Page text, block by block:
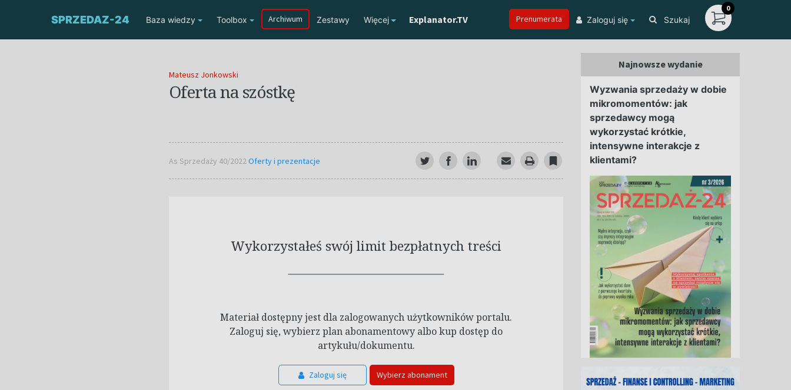
SPRZEDAZ-24 Baza wiedzy Toolbox Archiwum Zestawy Więcej Explanator.TV Prenumerata Zaloguj się Szukaj
0
Mateusz Jonkowski
Oferta na szóstkę
As Sprzedaży 40/2022 Oferty i prezentacje
Wykorzystałeś swój limit bezpłatnych treści
Materiał dostępny jest dla zalogowanych użytkowników portalu.
Zaloguj się, wybierz plan abonamentowy albo kup dostęp do
artykułu/dokumentu.
Zaloguj się Wybierz abonament
Najnowsze wydanie
Wyzwania sprzedaży w dobie
mikromomentów: jak
sprzedawcy mogą
wykorzystać krótkie,
intensywne interakcje z
klientami?